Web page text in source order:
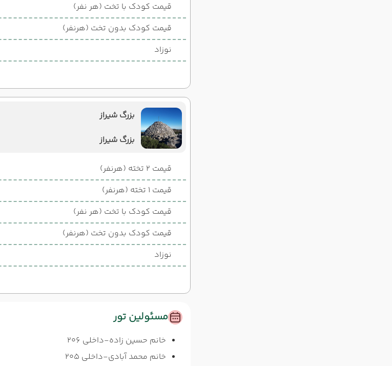
قیمت کودک با تخت (هر نفر)
قیمت کودک بدون تخت (هرنفر)
نوزاد
بزرگ شیراز
بزرگ شیراز
قیمت 2 تخته (هرنفر)
قیمت 1 تخته (هرنفر)
قیمت کودک با تخت (هر نفر)
قیمت کودک بدون تخت (هرنفر)
نوزاد
مسئولین تور
خانم حسین زاده-داخلی 206
خانم محمد آبادی-داخلی 205